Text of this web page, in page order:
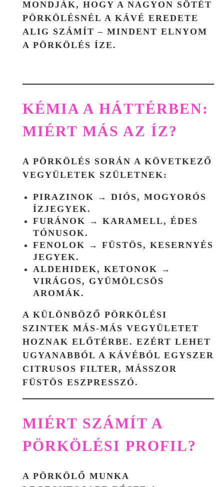
MONDJÁK, HOGY A NAGYON SÖTÉT
PÖRKÖLÉSNÉL A KÁVÉ EREDETE
ALIG SZÁMÍT – MINDENT ELNYOM
A PÖRKÖLÉS ÍZE.
KÉMIA A HÁTTÉRBEN:
MIÉRT MÁS AZ ÍZ?
A PÖRKÖLÉS SORÁN A KÖVETKEZŐ
VEGYÜLETEK SZÜLETNEK:
PIRAZINOK → DIÓS, MOGYORÓS
ÍZJEGYEK.
FURÁNOK → KARAMELL, ÉDES
TÓNUSOK.
FENOLOK → FÜSTÖS, KESERNYÉS
JEGYEK.
ALDEHIDEK, KETONOK →
VIRÁGOS, GYÜMÖLCSÖS
AROMÁK.
A KÜLÖNBÖZŐ PÖRKÖLÉSI
SZINTEK MÁS-MÁS VEGYÜLETET
HOZNAK ELŐTÉRBE. EZÉRT LEHET
UGYANABBÓL A KÁVÉBÓL EGYSZER
CITRUSOS FILTER, MÁSSZOR
FÜSTÖS ESZPRESSZÓ.
MIÉRT SZÁMÍT A
PÖRKÖLÉSI PROFIL?
A PÖRKÖLŐ MUNKA